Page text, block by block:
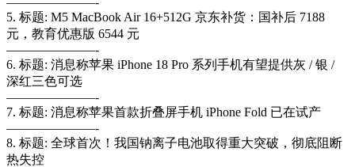
5. 标题: M5 MacBook Air 16+512G 京东补货：国补后 7188
元，教育优惠版 6544 元
———————-
6. 标题: 消息称苹果 iPhone 18 Pro 系列手机有望提供灰 / 银 /
深红三色可选
———————-
7. 标题: 消息称苹果首款折叠屏手机 iPhone Fold 已在试产
———————-
8. 标题: 全球首次！我国钠离子电池取得重大突破，彻底阻断
热失控